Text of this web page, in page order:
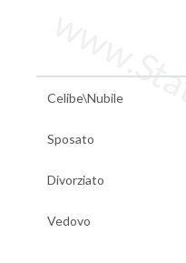
Celibe\Nubile
Sposato
Divorziato
Vedovo